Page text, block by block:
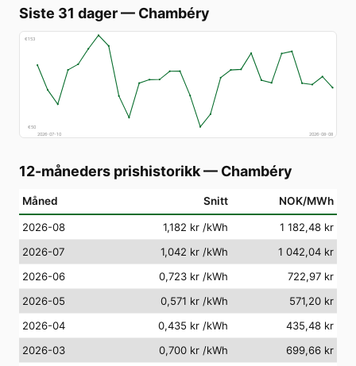
Siste 31 dager— Chambéry
€153
€50
2026-07-10
2026-08-08
12-måneders prishistorikk— Chambéry
Måned Snitt NOK/MWh
2026-08 1,182 kr /kWh
1 182,48 kr
2026-07
1,042 kr /kWh
1 042,04 kr
2026-06
0,723 kr /kWh
722,97 kr
2026-05
0,571 kr /kWh
571,20 kr
2026-04
0,435 kr /kWh
435,48 kr
2026-03
0,700 kr /kWh
699,66 kr